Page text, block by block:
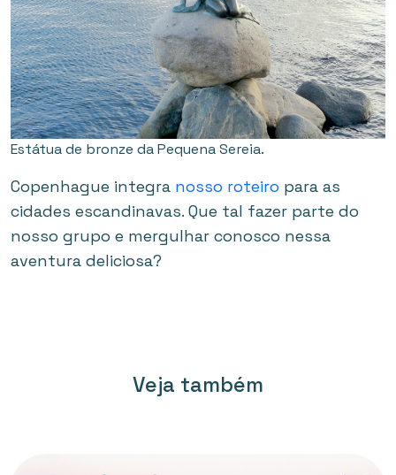
Estátua de bronze da Pequena Sereia.
Copenhague integra nosso roteiro para as
cidades escandinavas. Que tal fazer parte do
nosso grupo e mergulhar conosco nessa
aventura deliciosa?
Veja também